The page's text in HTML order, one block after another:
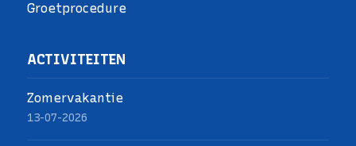
Groetprocedure
ACTIVITEITEN
Zomervakantie
13-07-2026